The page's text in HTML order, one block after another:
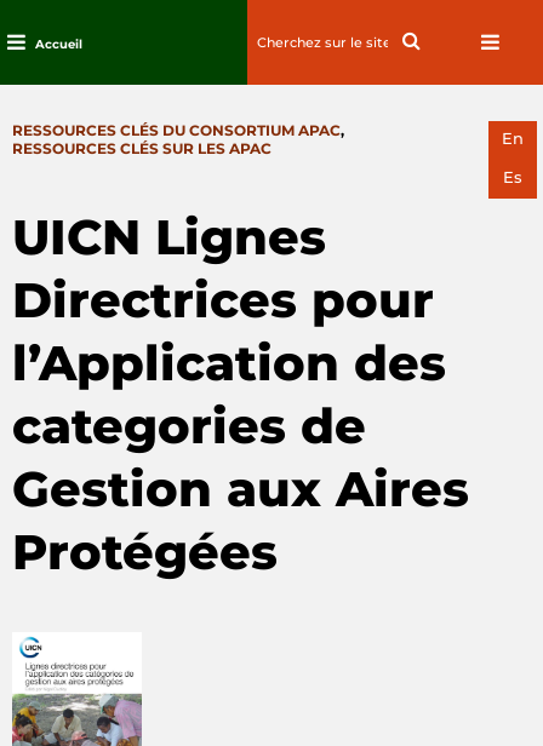
contenu
Accueil
Search
En
Es
CATEGORIES
RESSOURCES CLÉS DU CONSORTIUM APAC,
RESSOURCES CLÉS SUR LES APAC
UICN Lignes
Directrices pour
l’Application des
categories de
Gestion aux Aires
Protégées